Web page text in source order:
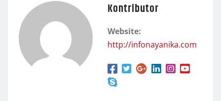
Kontributor
Website:
http://infonayanika.com